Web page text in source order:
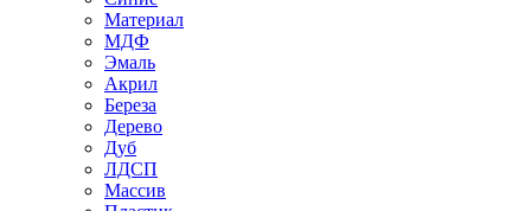
Материал
МДФ
Эмаль
Акрил
Береза
Дерево
Дуб
ЛДСП
Массив